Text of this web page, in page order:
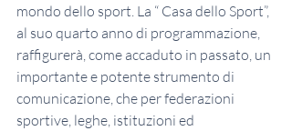
mondo dello sport. La “ Casa dello Sport”,
al suo quarto anno di programmazione,
raffigurerà, come accaduto in passato, un
importante e potente strumento di
comunicazione, che per federazioni
sportive, leghe, istituzioni ed